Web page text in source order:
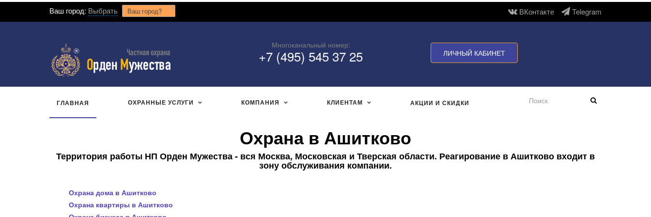
Ваш город: Выбрать Ваш город? x ВКонтакте Telegram
Многоканальный номер:
+7 (495) 545 37 25 ЛИЧНЫЙ КАБИНЕТ
ГЛАВНАЯ ОХРАННЫЕ УСЛУГИ КОМПАНИЯ КЛИЕНТАМ АКЦИИ И СКИДКИ
Охрана в Ашитково
Территория работы НП Орден Мужества - вся Москва, Московская и Тверская области. Реагирование в Ашитково входит в
зону обслуживания компании.
Охрана дома в Ашитково
Охрана квартиры в Ашитково